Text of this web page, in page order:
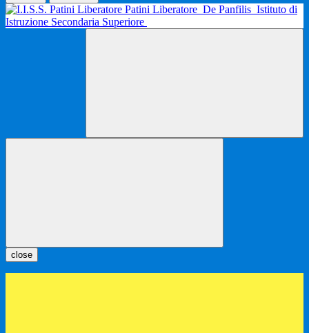
Patini Liberatore De Panfilis Istituto di
Istruzione Secondaria Superiore
close